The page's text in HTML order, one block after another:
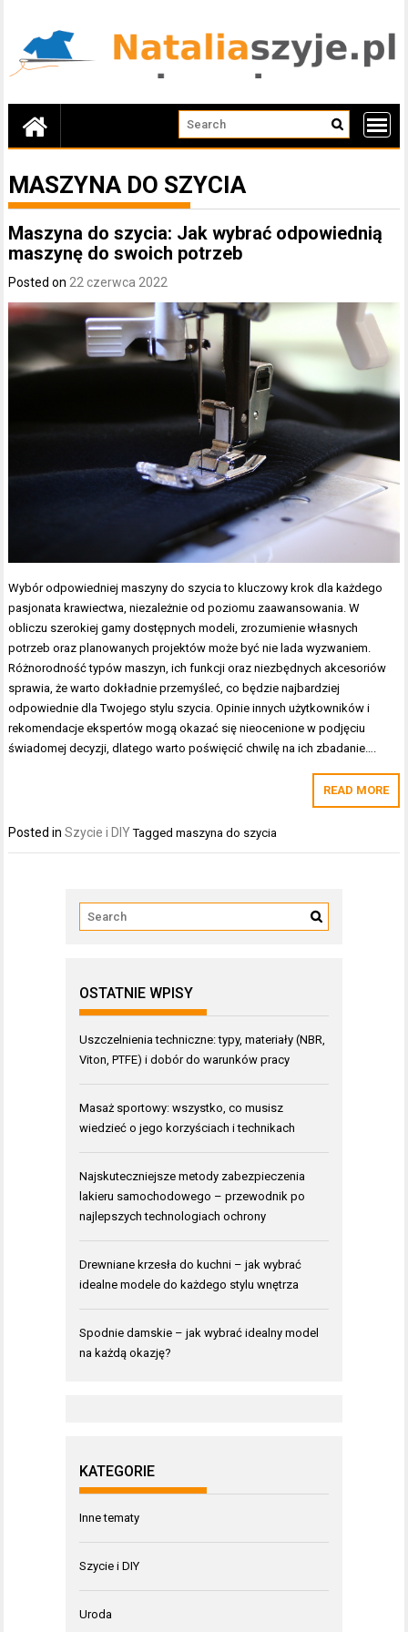
content
MASZYNA DO SZYCIA
Maszyna do szycia: Jak wybrać odpowiednią
maszynę do swoich potrzeb
Posted on 22 czerwca 2022
Wybór odpowiedniej maszyny do szycia to kluczowy krok dla każdego
pasjonata krawiectwa, niezależnie od poziomu zaawansowania. W
obliczu szerokiej gamy dostępnych modeli, zrozumienie własnych
potrzeb oraz planowanych projektów może być nie lada wyzwaniem.
Różnorodność typów maszyn, ich funkcji oraz niezbędnych akcesoriów
sprawia, że warto dokładnie przemyśleć, co będzie najbardziej
odpowiednie dla Twojego stylu szycia. Opinie innych użytkowników i
rekomendacje ekspertów mogą okazać się nieocenione w podjęciu
świadomej decyzji, dlatego warto poświęcić chwilę na ich zbadanie….
READ MORE
Posted inSzycie i DIY Taggedmaszyna do szycia
OSTATNIE WPISY
Uszczelnienia techniczne: typy, materiały (NBR,
Viton, PTFE) i dobór do warunków pracy
Masaż sportowy: wszystko, co musisz
wiedzieć o jego korzyściach i technikach
Najskuteczniejsze metody zabezpieczenia
lakieru samochodowego – przewodnik po
najlepszych technologiach ochrony
Drewniane krzesła do kuchni – jak wybrać
idealne modele do każdego stylu wnętrza
Spodnie damskie – jak wybrać idealny model
na każdą okazję?
KATEGORIE
Inne tematy
Szycie i DIY
Uroda